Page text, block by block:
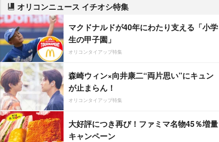
オリコンニュース イチオシ特集
マクドナルドが40年にわたり支える「小学
生の甲子園」
オリコンタイアップ特集
森崎ウィン×向井康二“両片思い”にキュン
が止まらん！
オリコンタイアップ特集
大好評につき再び！ファミマ名物45％増量
キャンペーン